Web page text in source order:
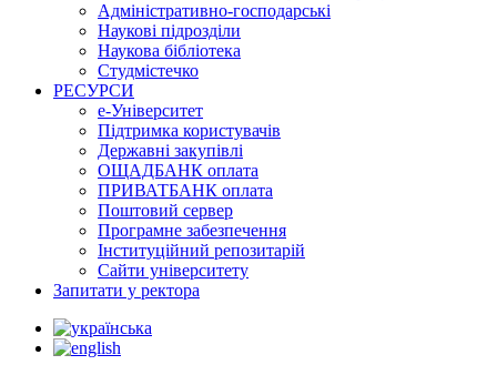
Адміністративно-господарські
Наукові підрозділи
Наукова бібліотека
Студмістечко
РЕСУРСИ
е-Університет
Підтримка користувачів
Державні закупівлі
ОЩАДБАНК оплата
ПРИВАТБАНК оплата
Поштовий сервер
Програмне забезпечення
Інституційний репозитарій
Сайти університету
Запитати у ректора